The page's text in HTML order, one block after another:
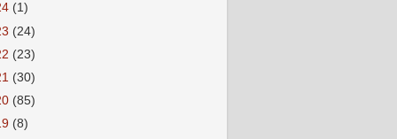
(1)
(24)
(23)
(30)
(85)
(8)